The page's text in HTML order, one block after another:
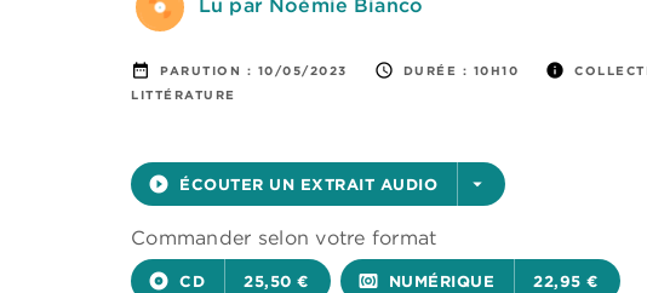
Lu par Noémie Bianco
date_range PARUTION : 10/05/2023 access_time DURÉE : 10H10 info
LITTÉRATURE
play_circle_filled ÉCOUTER UN EXTRAIT AUDIO arrow_drop_down
Commander selon votre format
album CD 25,50 € surround_sound NUMÉRIQUE 22,95 €